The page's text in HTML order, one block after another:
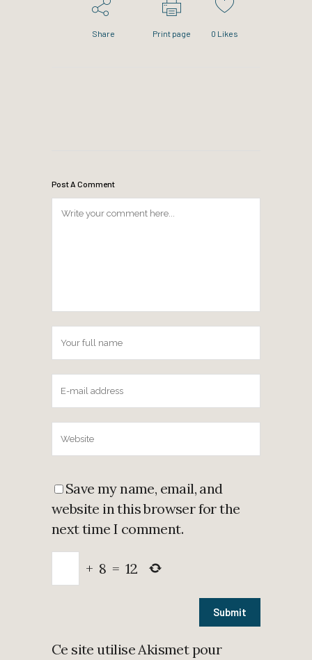
Share Print page 0 Likes
Post A Comment
Save my name, email, and
website in this browser for the
next time I comment.
+ 8 = 12
Ce site utilise Akismet pour